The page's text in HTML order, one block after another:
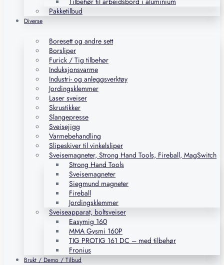
Pakketilbud
Diverse
Boresett og andre sett
Borsliper
Furick / Tig tilbehør
Induksjonsvarme
Industri- og anleggsverktøy
Jordingsklemmer
Laser sveiser
Skrustikker
Slangepresse
Sveisejigg
Varmebehandling
Slipeskiver til vinkelsliper
Sveisemagneter, Strong Hand Tools, Fireball, MagSwitch
Strong Hand Tools
Sveisemagneter
Siegmund magneter
Fireball
Jordingsklemmer
Sveiseapparat, boltsveiser
Easymig 160
MMA Gysmi 160P
TIG PROTIG 161 DC – med tilbehør
Fronius
Brukt / Demo / Tilbud